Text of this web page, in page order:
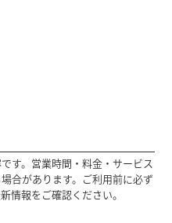
す。営業時間・料金・サービス
合があります。ご利用前に必ず
情報をご確認ください。